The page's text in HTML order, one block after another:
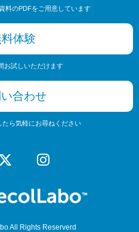
料のPDFをご用意しています
体験
お試しいただけます
合わせ
たら気軽にお尋ねください
All Rights Reserverd